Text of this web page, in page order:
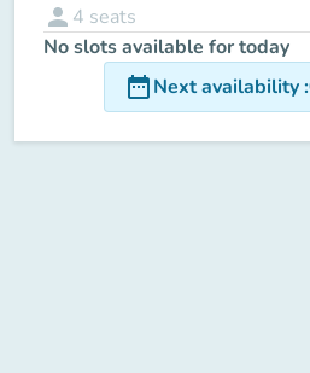
person 4 seats
No slots available for today
date_rangeNext availability: